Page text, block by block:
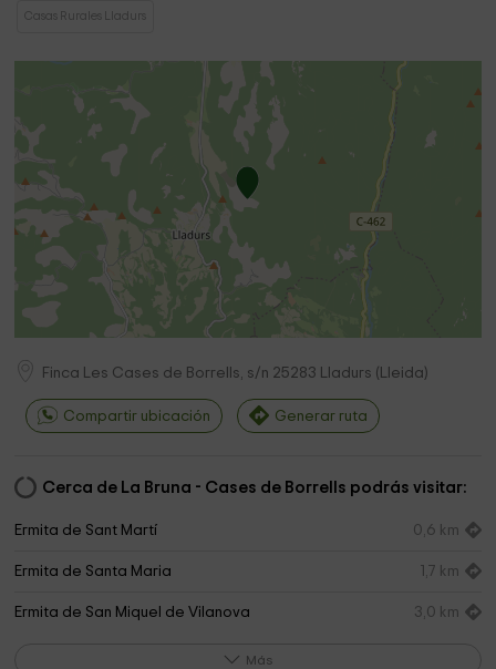
Casas Rurales Lladurs
Finca Les Cases de Borrells, s/n 25283 Lladurs ( Lleida)
Compartir ubicación Generar ruta
Cerca de La Bruna - Cases de Borrells podrás visitar:
Ermita de Sant Martí 0,6 km
Ermita de Santa Maria 1,7 km
Ermita de San Miquel de Vilanova 3,0 km
Más